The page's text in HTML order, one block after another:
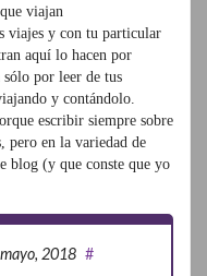
viajan
viajes y con tu particular
aquí lo hacen por
sólo por leer de tus
y contándolo.
escribir siempre sobre
pero en la variedad de
blog (y que conste que yo
2018 #